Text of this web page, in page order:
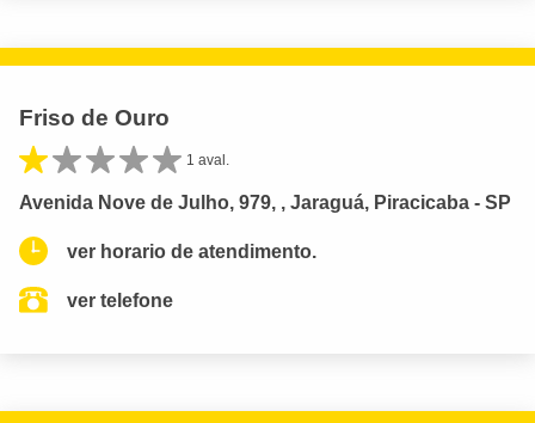
Friso de Ouro
1 aval.
Avenida Nove de Julho, 979, , Jaraguá, Piracicaba - SP
ver horario de atendimento.
ver telefone